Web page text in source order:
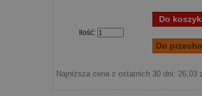
Ilość:
Najniższa cena z ostatnich 30 dni: 26,03